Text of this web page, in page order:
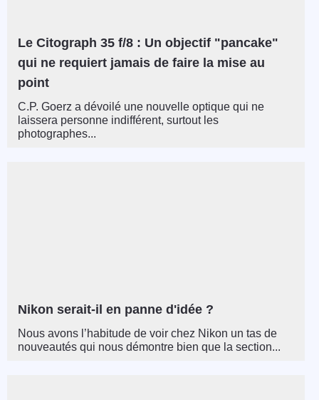
Le Citograph 35 f/8 : Un objectif "pancake"
qui ne requiert jamais de faire la mise au
point
C.P. Goerz a dévoilé une nouvelle optique qui ne
laissera personne indifférent, surtout les
photographes...
Nikon serait-il en panne d'idée ?
Nous avons l’habitude de voir chez Nikon un tas de
nouveautés qui nous démontre bien que la section...